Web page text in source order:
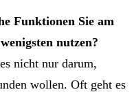
Funktionen Sie am
nutzen?
nicht nur darum,
wollen. Oft geht es